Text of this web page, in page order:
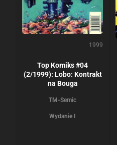
1999
Top Komiks #04
(2/1999): Lobo: Kontrakt
na Bouga
TM-Semic
Wydanie I